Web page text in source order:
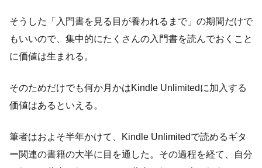
そうした「入門書を見る目が養われるまで」の期間だけで
もいいので、集中的にたくさんの入門書を読んでおくこと
に価値は生まれる。
そのためだけでも何か月かはKindle Unlimitedに加入する
価値はあるといえる。
筆者はおよそ半年かけて、Kindle Unlimitedで読めるギタ
ー関連の書籍の大半に目を通した。その過程を経て、自分